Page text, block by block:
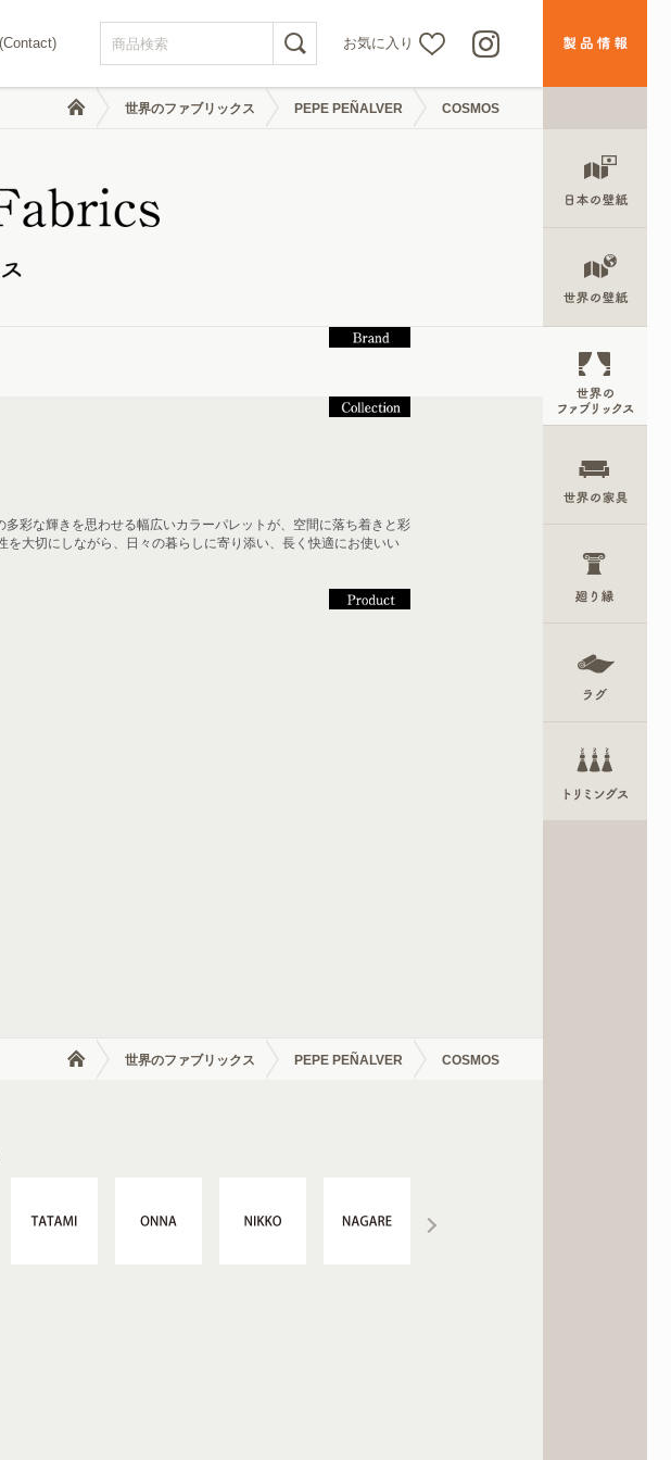
お気に入り
世界のファブリックス PEPE PEÑALVER COSMOS
彩な輝きを思わせる幅広いカラーパレットが、空間に落ち着きと彩
大切にしながら、日々の暮らしに寄り添い、長く快適にお使いい
世界のファブリックス PEPE PEÑALVER COSMOS